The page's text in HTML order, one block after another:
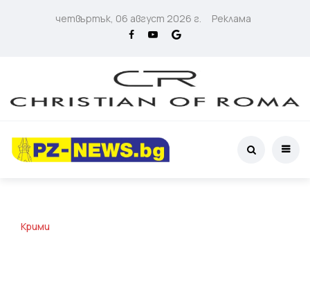
четвъртък, 06 август 2026 г. Реклама
Крими